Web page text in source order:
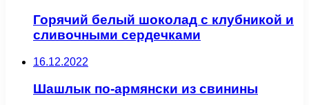
Горячий белый шоколад с клубникой и
сливочными сердечками
16.12.2022
Шашлык по-армянски из свинины